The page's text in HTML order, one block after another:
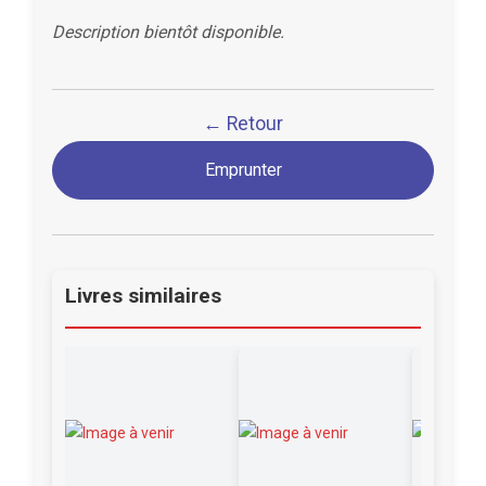
Description bientôt disponible.
← Retour
Emprunter
Livres similaires